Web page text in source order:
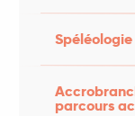
Spéléologie
parcours
Mamz’elle